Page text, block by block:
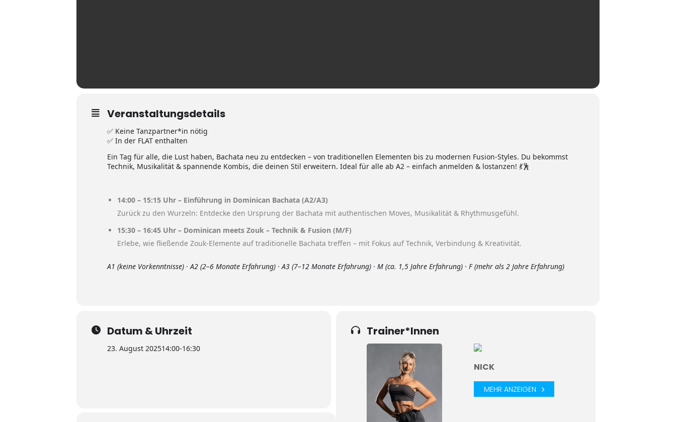
Veranstaltungsdetails
✅ Keine Tanzpartner*in nötig
✅ In der FLAT enthalten
Ein Tag für alle, die Lust haben, Bachata neu zu entdecken – von traditionellen Elementen bis zu modernen Fusion-Styles. Du bekommst
Technik, Musikalität & spannende Kombis, die deinen Stil erweitern. Ideal für alle ab A2 – einfach anmelden & lostanzen! 💃🕺
14:00 – 15:15 Uhr – Einführung in Dominican Bachata (A2/A3)
Zurück zu den Wurzeln: Entdecke den Ursprung der Bachata mit authentischen Moves, Musikalität & Rhythmusgefühl.
15:30 – 16:45 Uhr – Dominican meets Zouk – Technik & Fusion (M/F)
Erlebe, wie fließende Zouk-Elemente auf traditionelle Bachata treffen – mit Fokus auf Technik, Verbindung & Kreativität.
A1 (keine Vorkenntnisse) · A2 (2–6 Monate Erfahrung) · A3 (7–12 Monate Erfahrung) · M (ca. 1,5 Jahre Erfahrung) · F (mehr als 2 Jahre Erfahrung)
Trainer*Innen
NICK
MEHR ANZEIGEN
Datum & Uhrzeit
23. August 202514:00-16:30